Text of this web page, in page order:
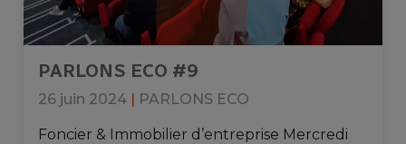
PARLONS ECO #9
26 juin 2024 | PARLONS ECO
Foncier & Immobilier d’entreprise Mercredi